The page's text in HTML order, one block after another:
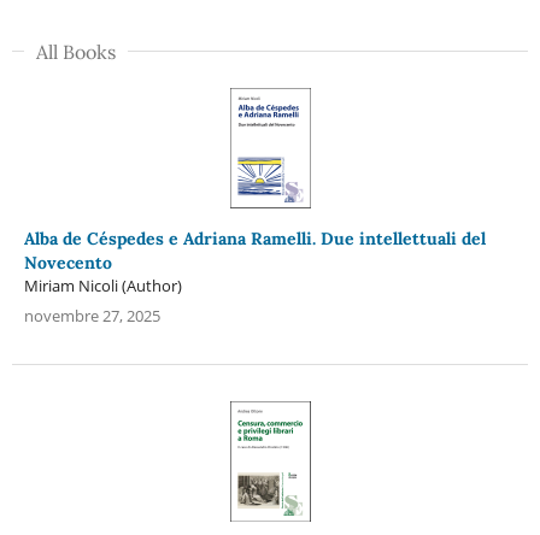
All Books
Alba de Céspedes e Adriana Ramelli. Due intellettuali del
Novecento
Miriam Nicoli (Author)
novembre 27, 2025